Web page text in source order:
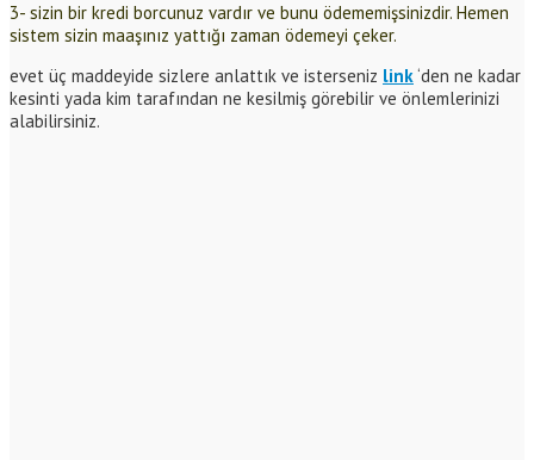
3- sizin bir kredi borcunuz vardır ve bunu ödememişsinizdir. Hemen
sistem sizin maaşınız yattığı zaman ödemeyi çeker.
evet üç maddeyide sizlere anlattık ve isterseniz link‘den ne kadar
kesinti yada kim tarafından ne kesilmiş görebilir ve önlemlerinizi
alabilirsiniz.